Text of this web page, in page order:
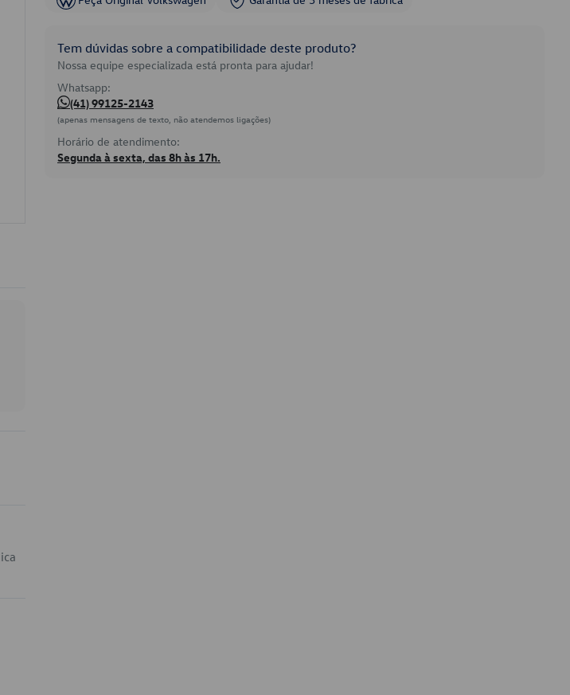
Tem dúvidas sobre a compatibilidade deste produto?
Nossa equipe especializada está pronta para ajudar!
Whatsapp:
(41) 99125-2143
(apenas mensagens de texto, não atendemos ligações)
Horário de atendimento:
Segunda à sexta, das 8h às 17h.